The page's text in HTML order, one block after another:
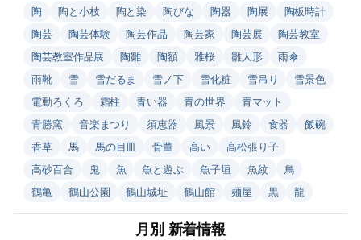
陶
陶と小枝 陶と染 陶びな 陶器 陶展
陶板時計
陶芸
陶芸体験 陶芸作品 陶芸家 陶芸展
陶芸教室
陶芸教室作品展
陶雛 陶額 雅桜 雛人形
雨傘
雨靴
雪 雪だるま 雪ノ下 雪化粧 雪吊り
雪景色
電動ろくろ
霜柱 青い器 青の世界
青マット
青勝窯
音楽まつり 須恵器 風景 風鈴 食器
飯碗
香草
馬 馬の目皿 骨董 高い
高松張り子
高砂百合
鬼 魚 魚と遊ぶ 魚子垣 魚紋
鳥
鶴亀
鶴山公園 鶴山城址 鶴山館 麺屋 黒 龍
月別 新着情報